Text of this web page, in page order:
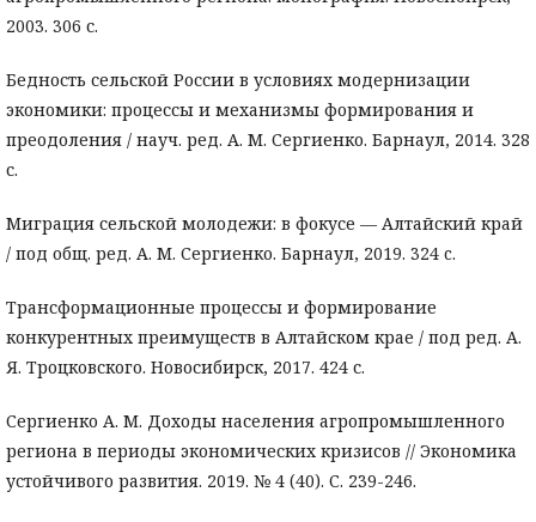
2003. 306 с.
Бедность сельской России в условиях модернизации
экономики: процессы и механизмы формирования и
преодоления / науч. ред. А. М. Сергиенко. Барнаул, 2014. 328
с.
Миграция сельской молодежи: в фокусе — Алтайский край
/ под общ. ред. А. М. Сергиенко. Барнаул, 2019. 324 c.
Трансформационные процессы и формирование
конкурентных преимуществ в Алтайском крае / под ред. А.
Я. Троцковского. Новосибирск, 2017. 424 с.
Сергиенко А. М. Доходы населения агропромышленного
региона в периоды экономических кризисов // Экономика
устойчивого развития. 2019. № 4 (40). С. 239-246.